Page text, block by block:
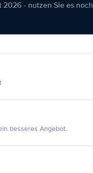
2026 - nutzen Sie es noch
besseres Angebot.